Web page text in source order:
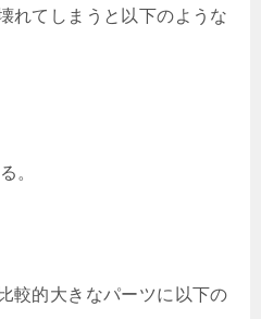
れてしまうと以下のような
。
較的大きなパーツに以下の